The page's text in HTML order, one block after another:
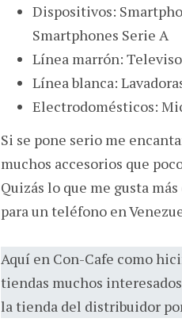
Dispositivos:
Smartphones Serie A
Línea marrón:
Línea blanca:
Electrodomésticos:
Si se pone serio me
muchos accesorios que
Quizás lo que me gusta
para un teléfono en
Aquí en Con-Cafe como
tiendas muchos
la tienda del distribuidor